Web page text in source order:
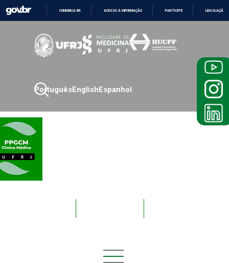
O
CONTEÚDO
COMUNICA BR ACESSO À INFORMAÇÃO PARTICIPE LEGISLAÇÃO
PortuguêsEnglishEspanhol